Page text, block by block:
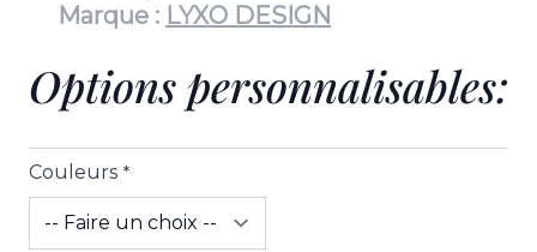
Marque : LYXO DESIGN
Options personnalisables:
Couleurs *